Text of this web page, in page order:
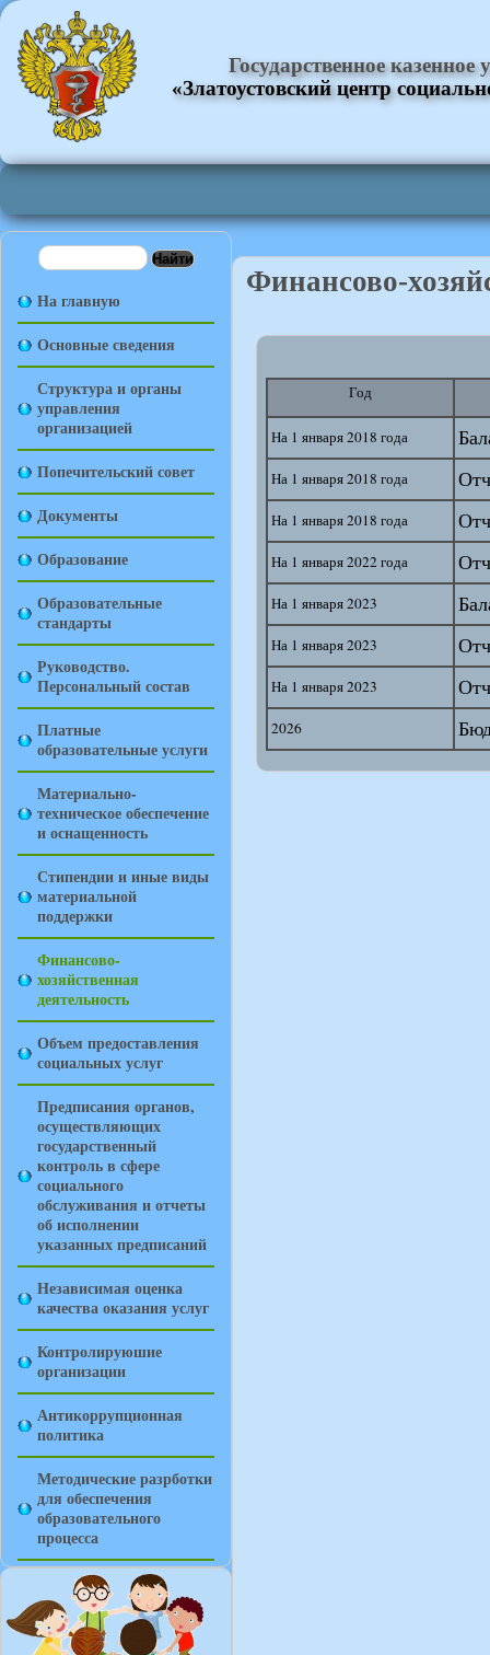
Государственное
«Златоустовский центр
На главную
Основные сведения
Структура и органы
управления
организацией
Попечительский совет
Документы
Образование
Образовательные
стандарты
Руководство.
Персональный состав
Платные
образовательные услуги
Материально-
техническое обеспечение
и оснащенность
Стипендии и иные виды
материальной
поддержки
Финансово-
хозяйственная
деятельность
Объем предоставления
социальных услуг
Предписания органов,
осуществляющих
государственный
контроль в сфере
социального
обслуживания и отчеты
об исполнении
указанных предписаний
Независимая оценка
качества оказания услуг
Контролируюшие
организации
Антикоррупционная
политика
Методические разрботки
для обеспечения
образовательного
процесса
Финансово-
Год
На 1 января 2018 года
На 1 января 2018 года
На 1 января 2018 года
На 1 января 2022 года
На 1 января 2023
На 1 января 2023
На 1 января 2023
2026